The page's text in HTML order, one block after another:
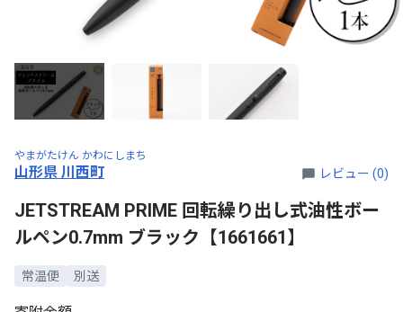
やまがたけん かわにしまち
山形県 川西町 レビュー (0)
JETSTREAM PRIME 回転繰り出し式油性ボー
ルペン0.7mm ブラック【1661661】
常温便 別送